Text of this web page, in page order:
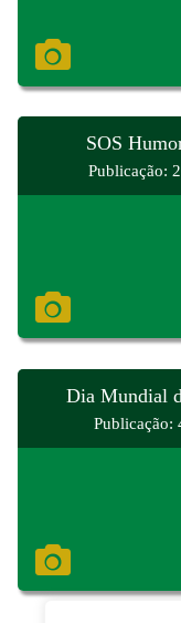
SOS
Publicação:
Dia Mundial
Publicação: